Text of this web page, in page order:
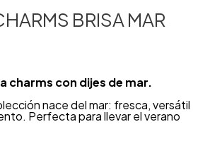
BRISA MAR
charms con dijes de mar.
nace del mar: fresca, versátil
Perfecta para llevar el verano